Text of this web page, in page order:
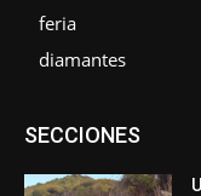
feria
diamantes
SECCIONESAsociaciones
Entrevistas